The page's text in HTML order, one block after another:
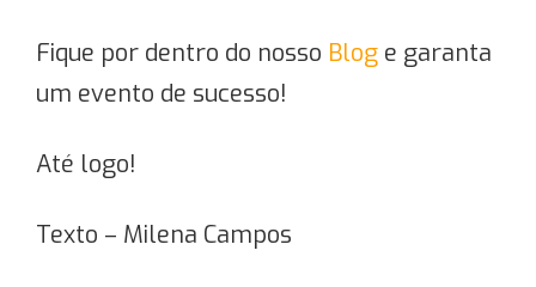
Fique por dentro do nosso Blog e garanta
um evento de sucesso!
Até logo!
Texto – Milena Campos